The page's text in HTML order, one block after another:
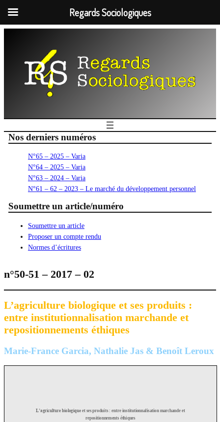
Nos derniers numéros
N°65 – 2025 – Varia
N°64 – 2025 – Varia
N°63 – 2024 – Varia
N°61 – 62 – 2023 – Le marché du développement personnel
Soumettre un article/numéro
Soumettre un article
Proposer un compte rendu
Normes d’écritures
n°50-51 – 2017 – 02
L’agriculture biologique et ses produits :
entre institutionnalisation marchande et
repositionnements éthiques
Marie-France Garcia, Nathalie Jas & Benoît Leroux
Regards Sociologiques